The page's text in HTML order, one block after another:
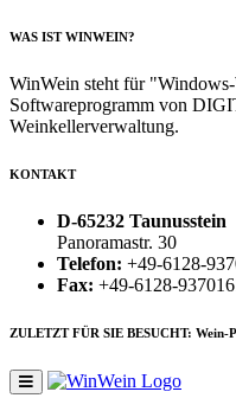
WAS IST WINWEIN?
WinWein steht für
Softwareprogramm von
Weinkellerverwaltung.
KONTAKT
D-65232 Taunusstein
Panoramastr. 30
Telefon: +49-6128-
Fax: +49-6128-
ZULETZT FÜR SIE BESUCHT: Wein-